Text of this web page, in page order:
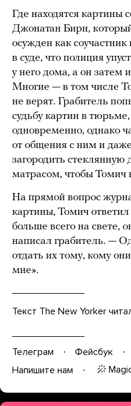
Где находятся картины
Джонатан Бирн,
осужден как
в суде, что полиция
у него дома, а он затем
Многие — в том числе
не верят. Грабитель
судьбу картин в
одновременно, однако
от общения с ним и
загородить стеклянную
матрасом, чтобы Томич
На прямой вопрос
картины, Томич
больше всего на свете,
написал грабитель. —
отдать их тому, кому
мне».
Текст The New Yorker
Телеграм Фейсбук
Напишите нам